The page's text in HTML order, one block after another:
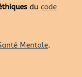
du code
Mentale.